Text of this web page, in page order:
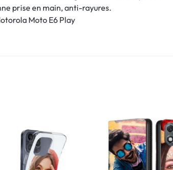
prise en main, anti-rayures.
Moto E6 Play